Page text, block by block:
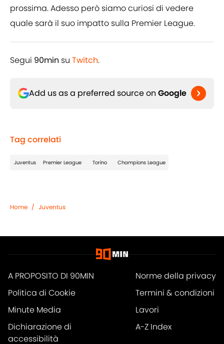
prossima. Adesso però siamo curiosi di vedere
quale sarà il suo impatto sulla Premier League.
Segui 90min su Twitch.
Add us as a preferred source on Google
Tag correlati
Juventus Premier League Torino Champions League
Home / Juventus
A PROPOSITO DI 90MIN
Norme della privacy
Politica di Cookie
Termini & condizioni
Minute Media
Lavori
Dichiarazione di
accessibilità
A-Z Index